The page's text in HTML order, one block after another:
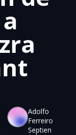
Adolfo
Ferreiro
Septien